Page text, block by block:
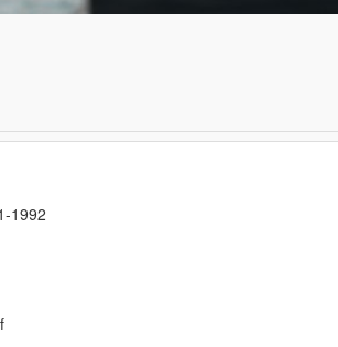
1992